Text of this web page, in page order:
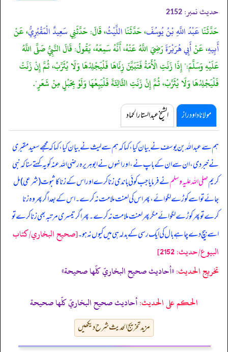
حدیث نمبر: 2152
حَدَّثَنَاعَبْدُ اللَّهِ بْنُ يُوسُفَ، حَدَّثَنَااللَّيْثُ، قَالَ: حَدَّثَنِيسَعِيدٌ الْمَقْبُرِيُّ، عَنْ
أَبِيهِ، عَنْأَبِي هُرَيْرَةَرَضِيَ اللَّهُ عَنْهُ، أَنَّهُ سَمِعَهُ، يَقُولُ: قَالَ النَّبِيُّ صَلَّى اللَّهُ
عَلَيْهِ وَسَلَّمَ:" إِذَا زَنَتِ الْأَمَةُ فَتَبَيَّنَ زِنَاهَا فَلْيَجْلِدْهَا وَلَا يُثَرِّبْ، ثُمَّ إِنْ زَنَتْ
فَلْيَجْلِدْهَا وَلَا يُثَرِّبْ، ثُمَّ إِنْ زَنَتِ الثَّالِثَةَ فَلْيَبِعْهَا وَلَوْ بِحَبْلٍ مِنْ شَعَرٍ".
مولانا داود راز الشیخ عبدالستار الحماد
ہم سے عبداللہ بن یوسف نے بیان کیا، کہا کہ ہم سے لیث نے بیان کیا، کہا کہ مجھے سعید مقبری
نے خبر دی، ان سے ان کے باپ نے، اور انہوں نے ابوہریرہ رضی اللہ عنہ کو یہ کہتے سنا کہنبی
کریمصلی اللہ علیہ وسلمنے فرمایا جب کوئی باندی زنا کرے اور اس کے زنا کا ثبوت (شرعی) مل
جائے تو اسے کوڑے لگوائے، پھر اس کی لعنت ملامت نہ کرے۔ اس کے بعد اگر پھر وہ زنا
کرے تو پھر کوڑے لگوائے مگر پھر لعنت ملامت نہ کرے۔ پھر اگر تیسری مرتبہ بھی زنا کرے تو
اسے بیچ دے چاہے بال کی ایک رسی کے بدلہ ہی میں کیوں نہ ہو۔[صحيح البخاري/كتاب
البيوع/حدیث: 2152]
تخریج الحدیث:«أحاديث صحيح البخاريّ كلّها صحيحة»
الحكم على الحديث:أحاديث صحيح البخاريّ كلّها صحيحة
مزید تخریج الحدیث شرح دیکھیں